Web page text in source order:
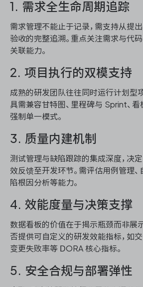
1. 需求全生命周期追踪
需求管理不能止于记录，需支持从提出
验收的完整追溯。重点关注需求与代码
关联能力。
2. 项目执行的双模支持
成熟的研发团队往往同时运行计划型
具需兼容甘特图、里程碑与 Sprint、看
强制单一模式。
3. 质量内建机制
测试管理与缺陷跟踪的集成深度，决
效反馈至开发环节。需评估用例管理、
陷根因分析等能力。
4. 效能度量与决策支撑
数据看板的价值在于揭示瓶颈而非展
否提供可自定义的研发效能指标，如交
变更失败率等 DORA 核心指标。
5. 安全合规与部署弹性